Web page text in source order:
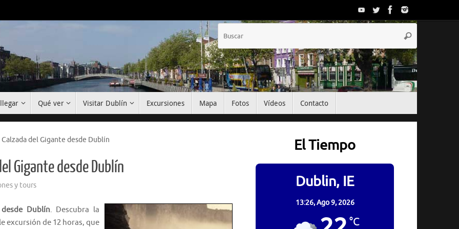
Buscar
Qué ver Visitar Dublín Excursiones Mapa Fotos Vídeos Contacto
Calzada del Gigante desde Dublín
Gigante desde Dublín
y tours
Dublín. Descubra la
excursión de 12 horas, que
El Tiempo
Dublin, IE
13:26,Ago 9, 2026
°C